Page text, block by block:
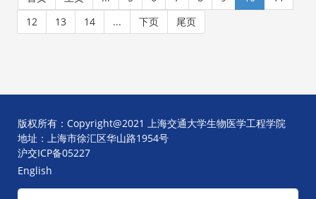
12
13 14 ... 下页 尾页
版权所有：Copyright@2021 上海交通大学生物医学工程学院
地址：上海市徐汇区华山路1954号
沪交ICP备05227
English